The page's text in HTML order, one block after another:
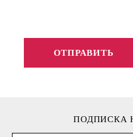
ПОДПИСКА